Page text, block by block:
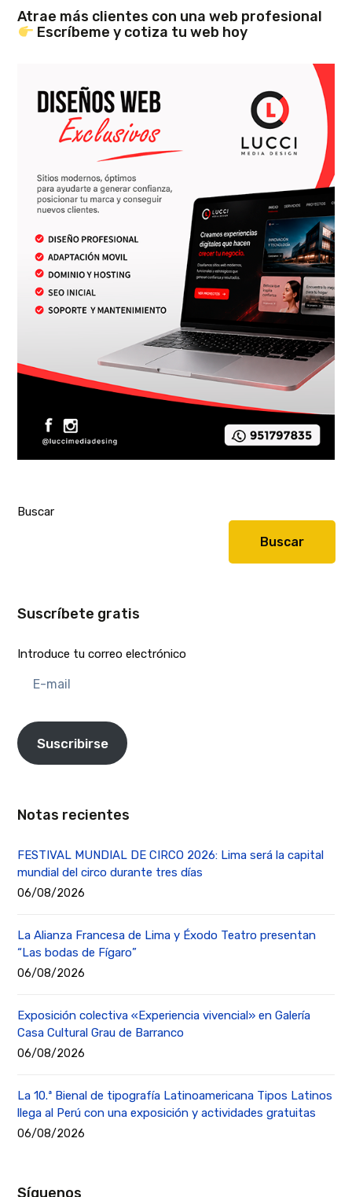
Atrae más clientes con una web profesional
Escríbeme y cotiza tu web hoy
Buscar
Buscar
Suscríbete gratis
Introduce tu correo electrónico
mail
Suscribirse
Notas recientes
FESTIVAL MUNDIAL DE CIRCO 2026: Lima será la capital
mundial del circo durante tres días
06/08/2026
La Alianza Francesa de Lima y Éxodo Teatro presentan
“Las bodas de Fígaro”
06/08/2026
Exposición colectiva «Experiencia vivencial» en Galería
Casa Cultural Grau de Barranco
06/08/2026
La 10.ª Bienal de tipografía Latinoamericana Tipos Latinos
llega al Perú con una exposición y actividades gratuitas
06/08/2026
Síguenos